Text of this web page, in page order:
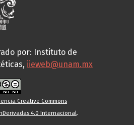
por: Instituto de
iieweb@unam.mx
Creative Commons
4.0 Internacional.